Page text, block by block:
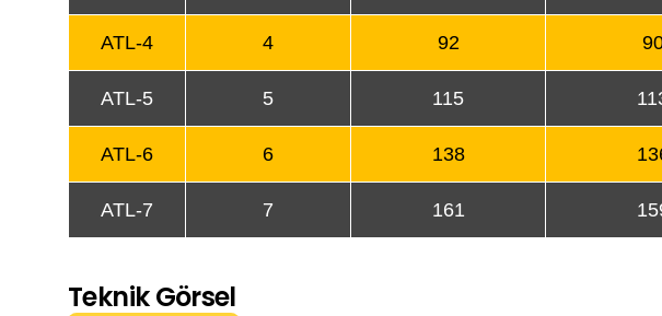
ATL-4 4 92
ATL-5 5 115
ATL-6 6 138
ATL-7 7 161
Teknik Görsel